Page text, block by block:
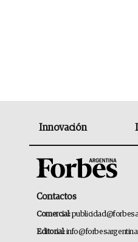
Innovación
Contactos
Comercial:
Editorial: